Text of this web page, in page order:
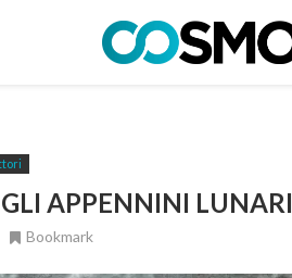
APPENNINI LUNARI
Bookmark